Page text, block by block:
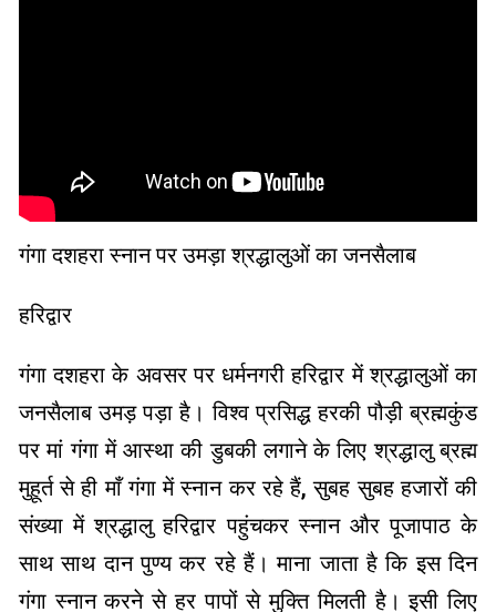
गंगा दशहरा स्नान पर उमड़ा श्रद्धालुओं का जनसैलाब
हरिद्वार
गंगा दशहरा के अवसर पर धर्मनगरी हरिद्वार में श्रद्धालुओं का
जनसैलाब उमड़ पड़ा है। विश्व प्रसिद्ध हरकी पौड़ी ब्रह्मकुंड
पर मां गंगा में आस्था की डुबकी लगाने के लिए श्रद्धालु ब्रह्म
मुहूर्त से ही माँ गंगा में स्नान कर रहे हैं, सुबह सुबह हजारों की
संख्या में श्रद्धालु हरिद्वार पहुंचकर स्नान और पूजापाठ के
साथ साथ दान पुण्य कर रहे हैं। माना जाता है कि इस दिन
गंगा स्नान करने से हर पापों से मुक्ति मिलती है। इसी लिए